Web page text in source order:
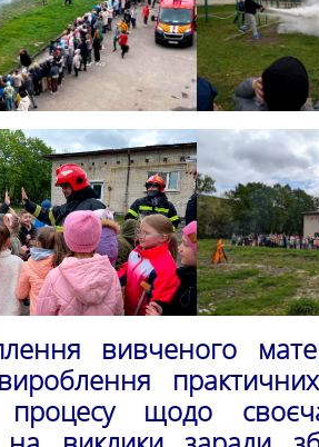
вивченого
вироблення
процесу щодо